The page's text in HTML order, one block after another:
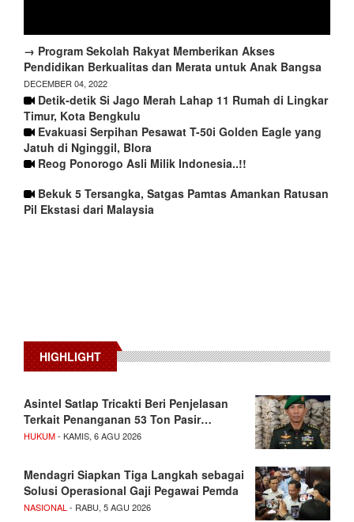
→ Program Sekolah Rakyat Memberikan Akses
Pendidikan Berkualitas dan Merata untuk Anak Bangsa
DECEMBER 04, 2022
Detik-detik Si Jago Merah Lahap 11 Rumah di Lingkar
Timur, Kota Bengkulu
Evakuasi Serpihan Pesawat T-50i Golden Eagle yang
Jatuh di Nginggil, Blora
Reog Ponorogo Asli Milik Indonesia..!!
Bekuk 5 Tersangka, Satgas Pamtas Amankan Ratusan
Pil Ekstasi dari Malaysia
HIGHLIGHT
Asintel Satlap Tricakti Beri Penjelasan
Terkait Penanganan 53 Ton Pasir…
HUKUM- KAMIS, 6 AGU 2026
Mendagri Siapkan Tiga Langkah sebagai
Solusi Operasional Gaji Pegawai Pemda
NASIONAL - RABU, 5 AGU 2026